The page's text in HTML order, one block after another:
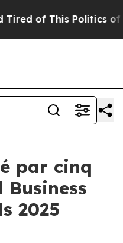
of This Politics of
par cinq
2025